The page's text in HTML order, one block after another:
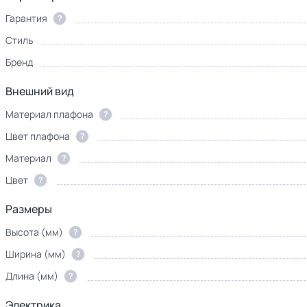
Гарантия ?
Стиль
Бренд
Внешний вид
Материал плафона ?
Цвет плафона
?
Материал
?
Цвет
?
Размеры
Высота (мм) ?
Ширина (мм)
?
Длина (мм)
?